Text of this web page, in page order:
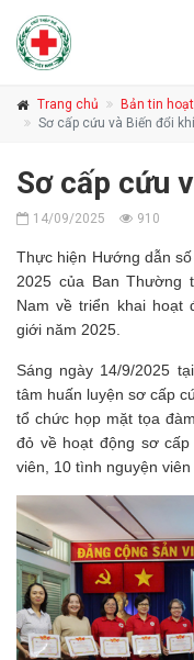
Trang chủ Bản tin
Sơ cấp cứu và Biến đổi
Sơ cấp cứu
14/09/2025 910
Thực hiện Hướng dẫn
2025 của Ban Thường
Nam về triển khai hoạt
giới năm 2025.
Sáng ngày 14/9/2025
tâm huấn luyện sơ cấp
tổ chức họp mặt tọa
đỏ về hoạt động sơ
viên, 10 tình nguyện